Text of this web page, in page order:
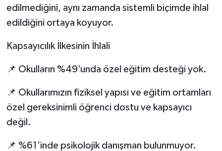
edilmediğini, aynı zamanda sistemli biçimde ihlal
edildiğini ortaya koyuyor.
Kapsayıcılık İlkesinin İhlali
📌 Okulların %49’unda özel eğitim desteği yok.
📌 Okullarımızın fiziksel yapısı ve eğitim ortamları
özel gereksinimli öğrenci dostu ve kapsayıcı
değil.
📌 %61’inde psikolojik danışman bulunmuyor.